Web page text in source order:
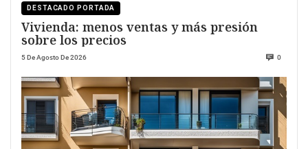
DESTACADO PORTADA
Vivienda: menos ventas y más presión
sobre los precios
5 De Agosto De 2026 0